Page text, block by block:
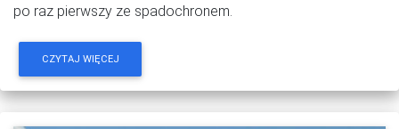
po raz pierwszy ze spadochronem.
CZYTAJ WIĘCEJ